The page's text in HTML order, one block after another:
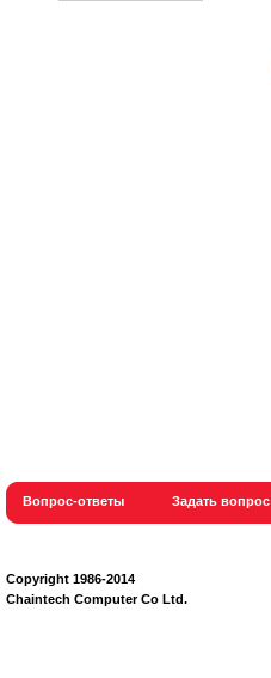
Вопрос-ответы Задать вопрос
Сopyright 1986-2014
Chaintech Computer Co Ltd.